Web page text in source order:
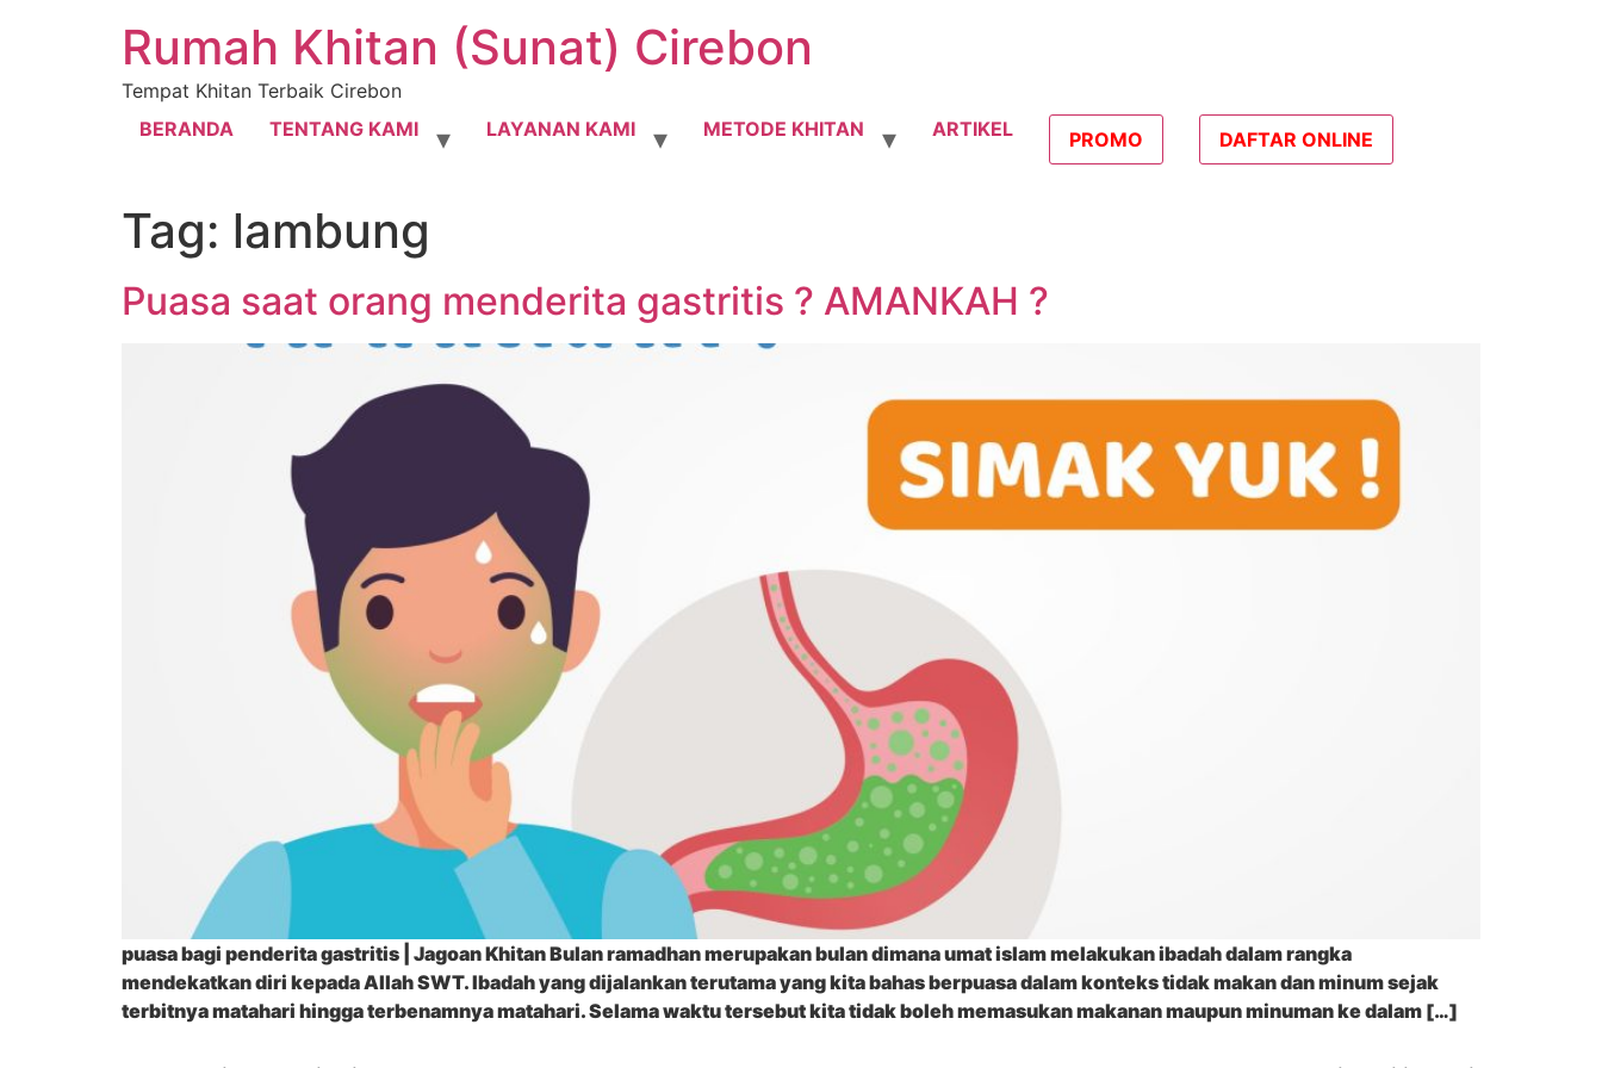
Rumah Khitan (Sunat) Cirebon
Tempat Khitan Terbaik Cirebon
BERANDA
TENTANG KAMI LAYANAN KAMI METODE KHITAN ARTIKEL PROMO DAFTAR ONLINE
Tag: lambung
Puasa saat orang menderita gastritis ? AMANKAH ?
puasa bagi penderita gastritis | Jagoan Khitan Bulan ramadhan merupakan bulan dimana umat islam melakukan ibadah dalam rangka
mendekatkan diri kepada Allah SWT. Ibadah yang dijalankan terutama yang kita bahas berpuasa dalam konteks tidak makan dan minum sejak
terbitnya matahari hingga terbenamnya matahari. Selama waktu tersebut kita tidak boleh memasukan makanan maupun minuman ke dalam […]